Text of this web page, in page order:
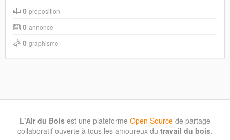
0 proposition
0 annonce
0 graphisme
L'Air du Bois est une plateforme Open Source de partage
collaboratif ouverte à tous les amoureux du travail du bois.